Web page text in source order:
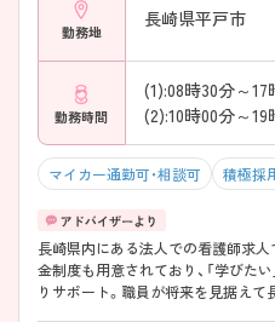
勤務地
長崎県平戸市
勤務時間
(1):08時30分～17
(2):10時00分～19
マイカー通勤可・相談可 積極採
長崎県内にある法人での看護師求
金制度も用意されており、「学びた
りサポート。職員が将来を見据えて